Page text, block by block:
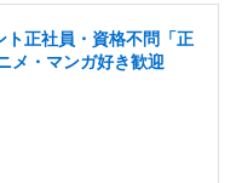
正社員・資格不問「正
メ・マンガ好き歓迎